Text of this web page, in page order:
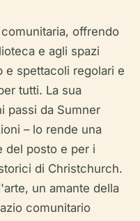
offrendo
e agli spazi
e spettacoli regolari e
tutti. La sua
passi da Sumner
– lo rende una
del posto e per i
di Christchurch.
un amante della
comunitario